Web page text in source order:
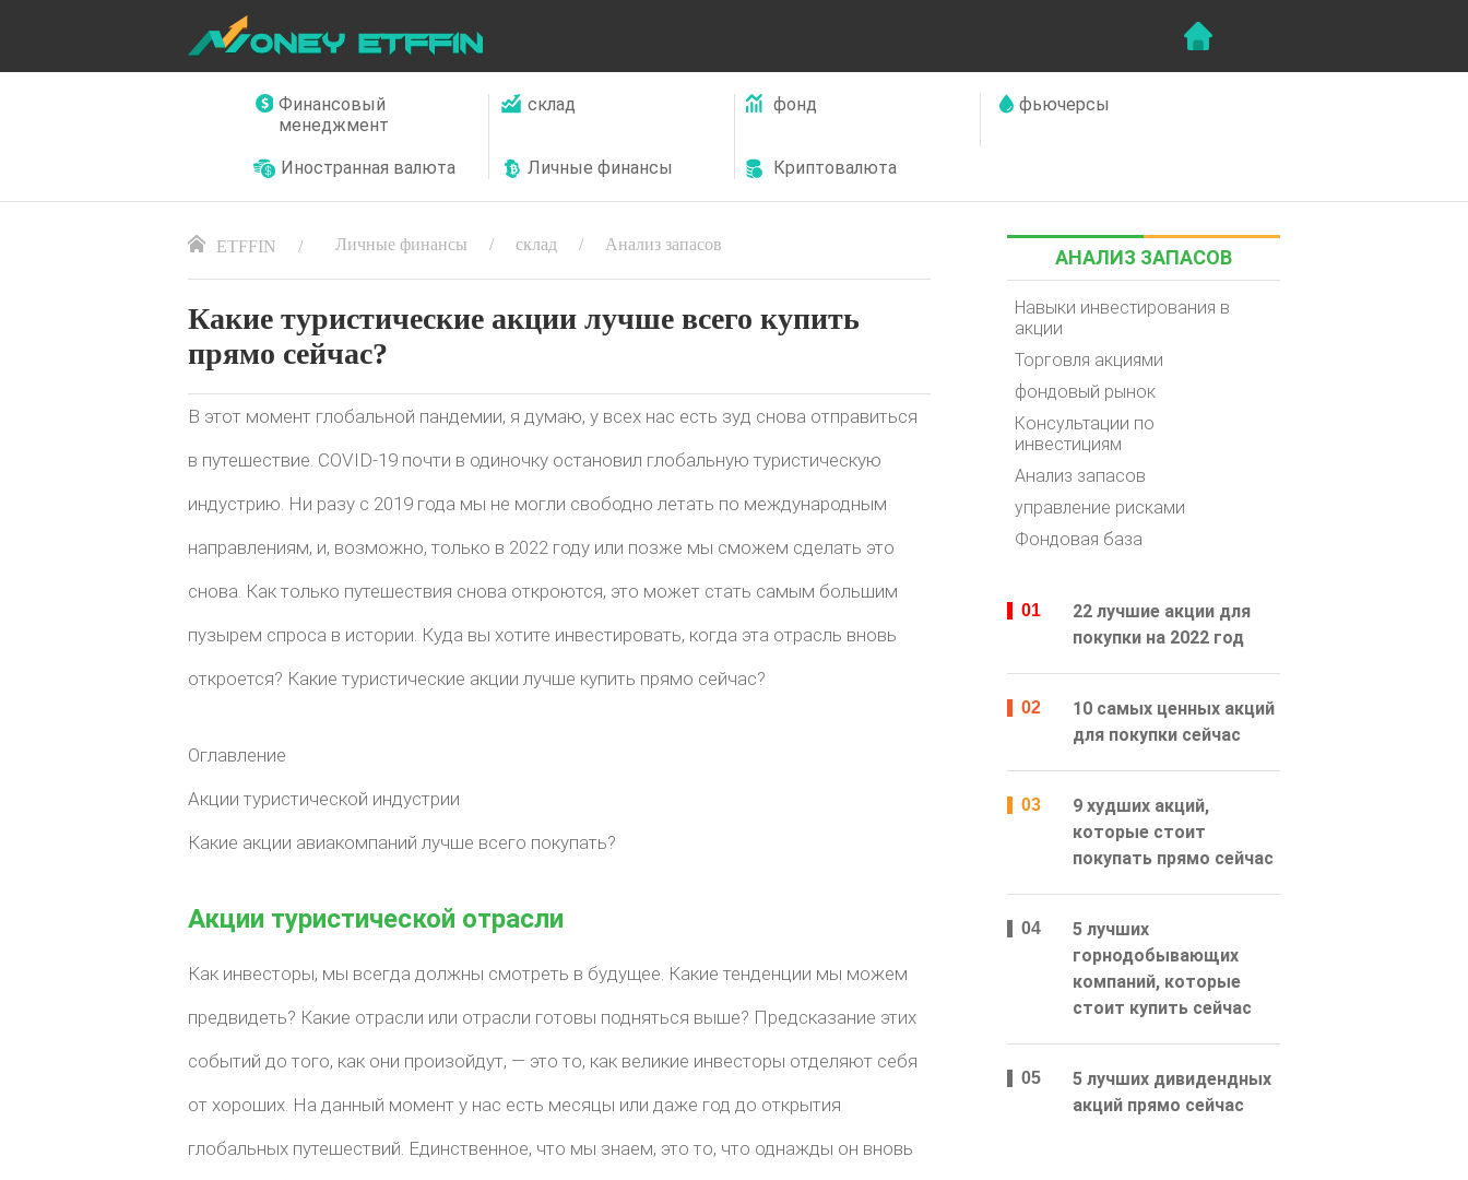
Финансовый
менеджмент
склад фонд фьючерсы
Иностранная валюта Личные финансы Криптовалюта
ETFFIN Личные финансы склад Анализ запасов
Какие туристические акции лучше всего купить
прямо сейчас?
В этот момент глобальной пандемии, я думаю, у всех нас есть зуд снова отправиться
в путешествие. COVID-19 почти в одиночку остановил глобальную туристическую
индустрию. Ни разу с 2019 года мы не могли свободно летать по международным
направлениям, и, возможно, только в 2022 году или позже мы сможем сделать это
снова. Как только путешествия снова откроются, это может стать самым большим
пузырем спроса в истории. Куда вы хотите инвестировать, когда эта отрасль вновь
откроется? Какие туристические акции лучше купить прямо сейчас?
Оглавление
Акции туристической индустрии
Какие акции авиакомпаний лучше всего покупать?
Акции туристической отрасли
Как инвесторы, мы всегда должны смотреть в будущее. Какие тенденции мы можем
предвидеть? Какие отрасли или отрасли готовы подняться выше? Предсказание этих
событий до того, как они произойдут, — это то, как великие инвесторы отделяют себя
от хороших. На данный момент у нас есть месяцы или даже год до открытия
глобальных путешествий. Единственное, что мы знаем, это то, что однажды он вновь
АНАЛИЗ ЗАПАСОВ
Навыки инвестирования в
акции
Торговля акциями
фондовый рынок
Консультации по
инвестициям
Анализ запасов
управление рисками
Фондовая база
22 лучшие акции для
покупки на 2022 год
10 самых ценных акций
для покупки сейчас
9 худших акций,
которые стоит
покупать прямо сейчас
5 лучших
горнодобывающих
компаний, которые
стоит купить сейчас
5 лучших дивидендных
акций прямо сейчас